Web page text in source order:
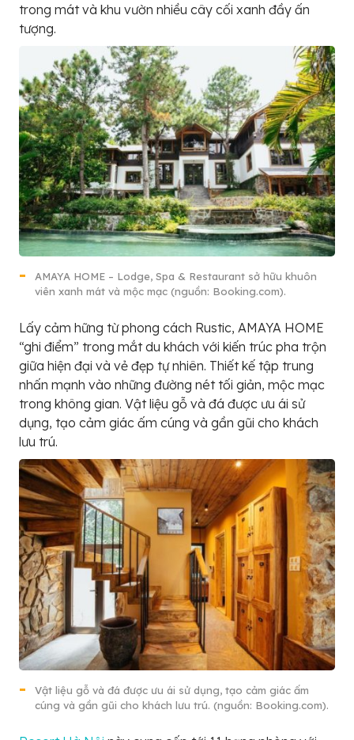
trong mát và khu vườn nhiều cây cối xanh đầy ấn
tượng.
AMAYA HOME – Lodge, Spa & Restaurant sở hữu khuôn
viên xanh mát và mộc mạc (nguồn: Booking.com).
Lấy cảm hững từ phong cách Rustic, AMAYA HOME
“ghi điểm” trong mắt du khách với kiến trúc pha trộn
giữa hiện đại và vẻ đẹp tự nhiên. Thiết kế tập trung
nhấn mạnh vào những đường nét tối giản, mộc mạc
trong không gian. Vật liệu gỗ và đá được ưu ái sử
dụng, tạo cảm giác ấm cúng và gần gũi cho khách
lưu trú.
Vật liệu gỗ và đá được ưu ái sử dụng, tạo cảm giác ấm
cúng và gần gũi cho khách lưu trú. (nguồn: Booking.com).